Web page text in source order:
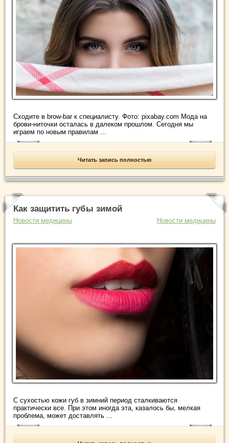
Сходите в brow-bar к специалисту. Фото: pixabay.com Мода на
брови-ниточки осталась в далеком прошлом. Сегодня мы
играем по новым правилам ...
Читать запись полностью
Как защитить губы зимой
Новости медицины Новости медицины
С сухостью кожи губ в зимний период сталкиваются
практически все. При этом иногда эта, казалось бы, мелкая
проблема, может доставлять ...